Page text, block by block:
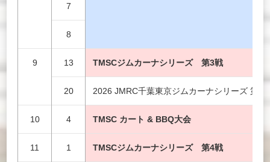
7
8
9 13 TMSCジムカーナシリーズ 第3戦
20 2026 JMRC千葉東京ジムカーナシリーズ 第5
10 4 TMSC カート & BBQ大会
11 1 TMSCジムカーナシリーズ 第4戦